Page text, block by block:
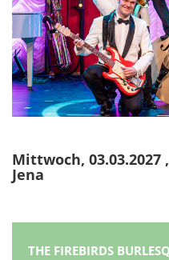
Mittwoch, 03.03.2027
Jena
THE FIREBIRDS